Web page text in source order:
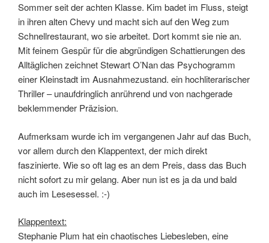
Sommer seit der achten Klasse. Kim badet im Fluss, steigt
in ihren alten Chevy und macht sich auf den Weg zum
Schnellrestaurant, wo sie arbeitet. Dort kommt sie nie an.
Mit feinem Gespür für die abgründigen Schattierungen des
Alltäglichen zeichnet Stewart O’Nan das Psychogramm
einer Kleinstadt im Ausnahmezustand. ein hochliterarischer
Thriller – unaufdringlich anrührend und von nachgerade
beklemmender Präzision.
Aufmerksam wurde ich im vergangenen Jahr auf das Buch,
vor allem durch den Klappentext, der mich direkt
faszinierte. Wie so oft lag es an dem Preis, dass das Buch
nicht sofort zu mir gelang. Aber nun ist es ja da und bald
auch im Lesesessel. :-)
Klappentext:
Stephanie Plum hat ein chaotisches Liebesleben, eine